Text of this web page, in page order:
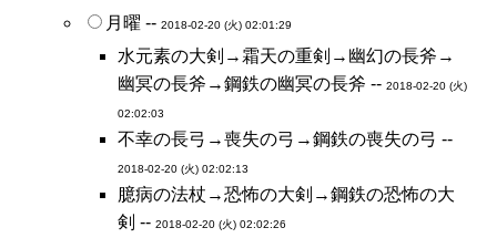
月曜 -- 2018-02-20 (火) 02:01:29
水元素の大剣→霜天の重剣→幽幻の長斧→
幽冥の長斧→鋼鉄の幽冥の長斧 -- 2018-02-20 (火)
02:02:03
不幸の長弓→喪失の弓→鋼鉄の喪失の弓 --
2018-02-20 (火) 02:02:13
臆病の法杖→恐怖の大剣→鋼鉄の恐怖の大
剣 -- 2018-02-20 (火) 02:02:26